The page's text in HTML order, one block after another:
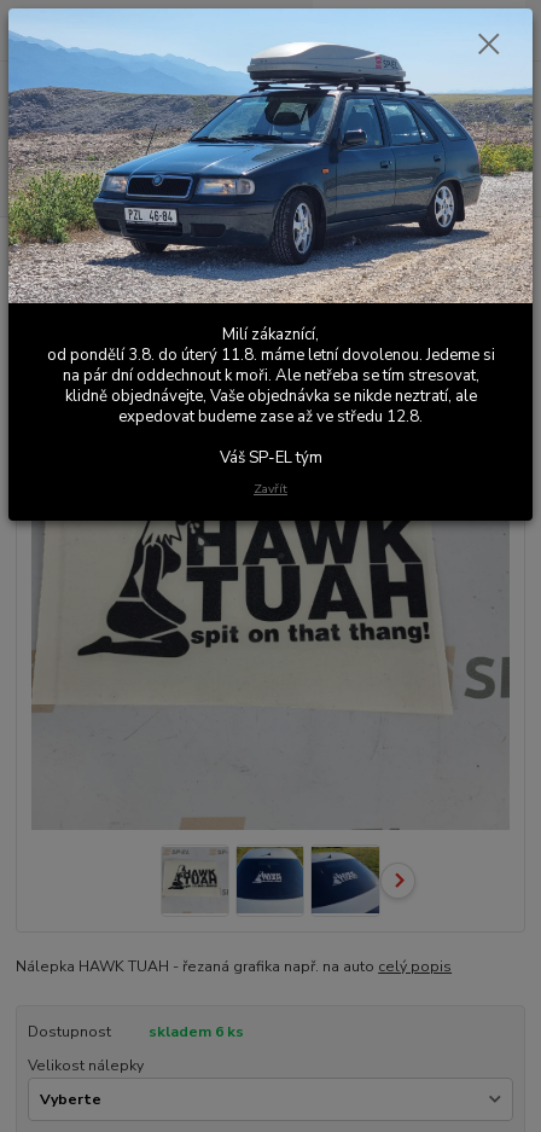
Menu
Hledat
Po - Pá 9:00 - 17:00
0,00 Kč
Úvod SP-EL Merch HAWK TUAH nálepka černá
HAWK TUAH nálepka černá
Nálepka HAWK TUAH - řezaná grafika např. na auto celý popis
Dostupnost
skladem 6 ks
Velikost nálepky
Milí zákaznící,
od pondělí 3.8. do úterý 11.8. máme letní dovolenou. Jedeme si
na pár dní oddechnout k moři. Ale netřeba se tím stresovat,
klidně objednávejte, Vaše objednávka se nikde neztratí, ale
expedovat budeme zase až ve středu 12.8.
Váš SP-EL tým
Zavřít